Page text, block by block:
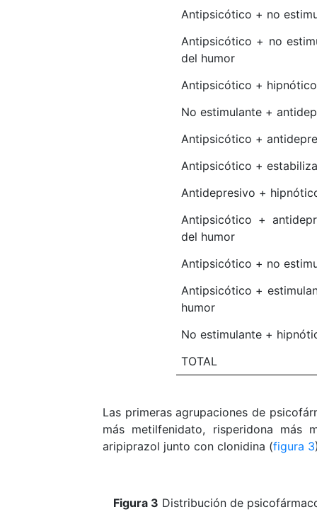
Antipsicótico + no
Antipsicótico + no
del humor
Antipsicótico + hipnótico
No estimulante +
Antipsicótico +
Antipsicótico +
Antidepresivo +
Antipsicótico +
del humor
Antipsicótico + no
Antipsicótico +
humor
No estimulante +
TOTAL
Las primeras agrupaciones de
más metilfenidato, risperidona más
aripiprazol junto con clonidina (figura 3
Figura 3 Distribución de